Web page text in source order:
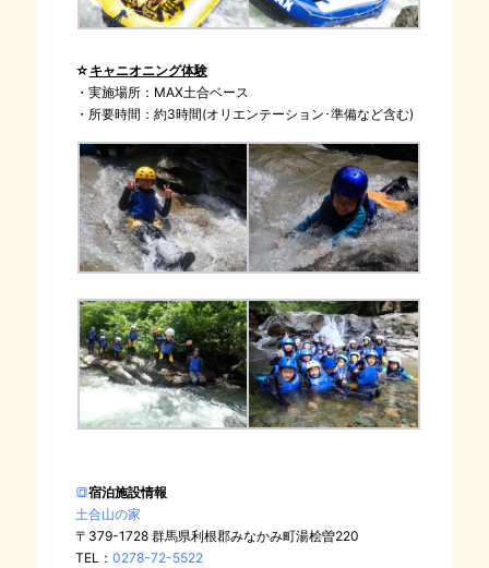
☆ キャニオニング体験
・実施場所：MAX土合ベース
・所要時間：約3時間(オリエンテーション･準備など含む)
🔳宿泊施設情報
土合山の家
〒379-1728 群馬県利根郡みなかみ町湯桧曽220
TEL： 0278-72-5522